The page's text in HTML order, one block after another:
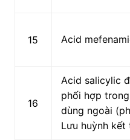
15 Acid
16
Acid salicylic
phối hợp
dùng ngoài
Lưu huỳnh kết